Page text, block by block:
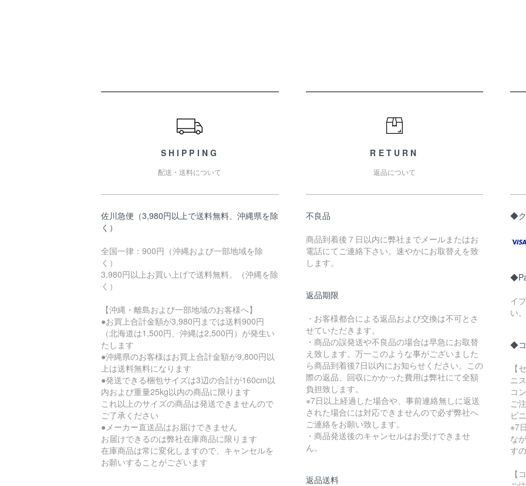
SHIPPING
配送・送料について
佐川急便（3,980円以上で送料無料、沖縄県を除
く）
全国一律：900円（沖縄および一部地域を除
く）
3,980円以上お買い上げで送料無料。（沖縄を除
く）
【沖縄・離島および一部地域のお客様へ】
●お買上合計金額が3,980円までは送料900円
（北海道は1,500円、沖縄は2,500円）が発生い
たします
●沖縄県のお客様はお買上合計金額が9,800円以
上は送料無料になります
●発送できる梱包サイズは3辺の合計が160cm以
内および重量25kg以内の商品に限ります
これ以上のサイズの商品は発送できませんので
ご了承ください
●メーカー直送品はお届けできません
お届けできるのは弊社在庫商品に限ります
在庫商品は常に変化しますので、キャンセルを
お願いすることがございます
RETURN
返品について
不良品
商品到着後７日以内に弊社までメールまたはお
電話にてご連絡下さい。速やかにお取替えを致
します。
返品期限
・お客様都合による返品および交換は不可とさ
せていただきます。
・商品の誤発送や不良品の場合は早急にお取替
え致します。万一このような事がございました
ら商品到着後7日以内にお知らせください。この
際の返品、回収にかかった費用は弊社にて全額
負担致します。
※7日以上経過した場合や、事前連絡無しに返送
された場合には対応できませんので必ず弊社へ
ご連絡をお願い致します。
・商品発送後のキャンセルはお受けできませ
ん。
返品送料
◆ク
イ
い。
◆コ
【
ニ
コ
ご
ビ
※7
な
す
【